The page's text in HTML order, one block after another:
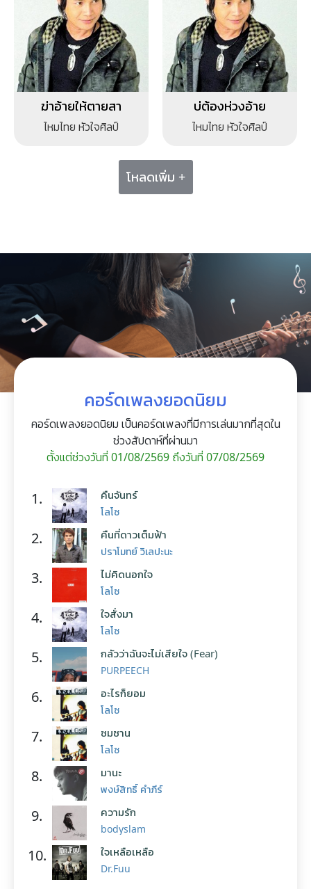
ฆ่าอ้ายให้ตายสา
ไหมไทย หัวใจศิลป์
บ่ต้องห่วงอ้าย
ไหมไทย หัวใจศิลป์
โหลดเพิ่ม +
คอร์ดเพลงยอดนิยม
คอร์ดเพลงยอดนิยม เป็นคอร์ดเพลงที่มีการเล่นมากที่สุดใน
ช่วงสัปดาห์ที่ผ่านมา
ตั้งแต่ช่วงวันที่ 01/08/2569 ถึงวันที่ 07/08/2569
1. คืนจันทร์
โลโซ
2. คืนที่ดาวเต็มฟ้า
ปราโมทย์ วิเลปะนะ
3. ไม่คิดนอกใจ
โลโซ
4. ใจสั่งมา
โลโซ
5. กลัวว่าฉันจะไม่เสียใจ (Fear)
PURPEECH
6. อะไรก็ยอม
โลโซ
7. ซมซาน
โลโซ
8. มานะ
พงษ์สิทธิ์ คำภีร์
9. ความรัก
bodyslam
10. ใจเหลือเหลือ
Dr.Fuu